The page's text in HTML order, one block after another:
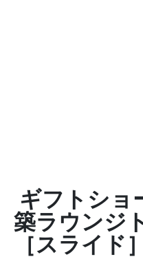
ギフトショ
築ラウンジ
［スライド］